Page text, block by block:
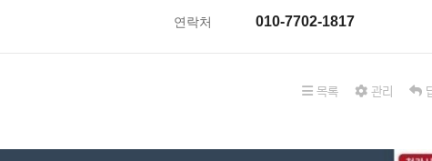
연락처 010-7702-1817
목록 관리